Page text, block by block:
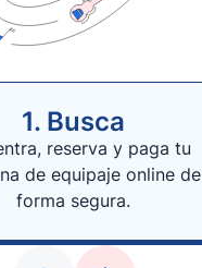
1. Busca
reserva y paga tu
de equipaje online de
forma segura.